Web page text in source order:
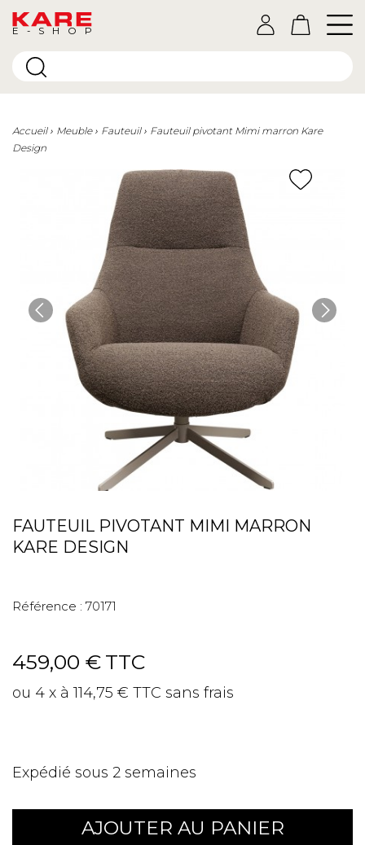
E-SHOP
Accueil Meuble Fauteuil
Fauteuil pivotant Mimi marron Kare
Design
FAUTEUIL PIVOTANT MIMI MARRON
KARE DESIGN
Référence : 70171
459,00 € TTC
ou 4 x à 114,75 € TTC sans frais
Expédié sous 2 semaines
AJOUTER AU PANIER